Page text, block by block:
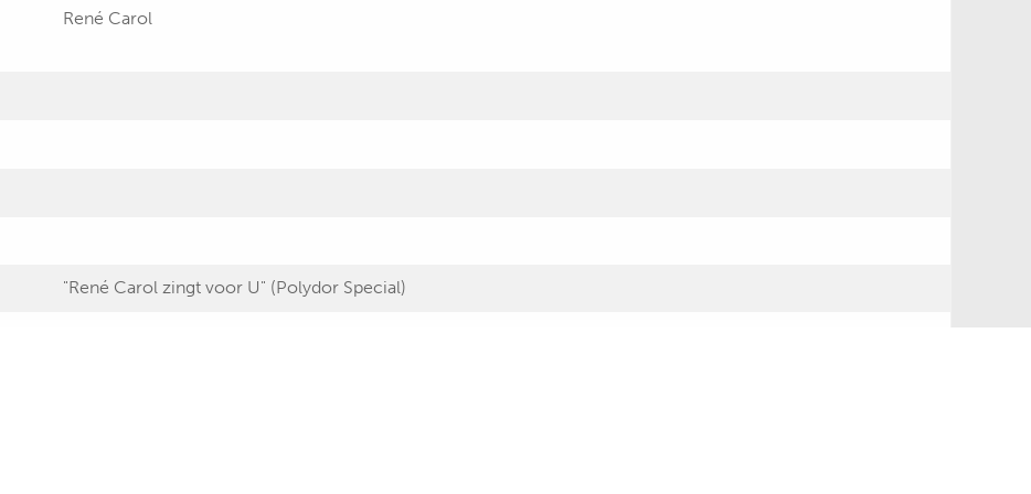
René Carol
"René Carol zingt voor U" (Polydor Special)